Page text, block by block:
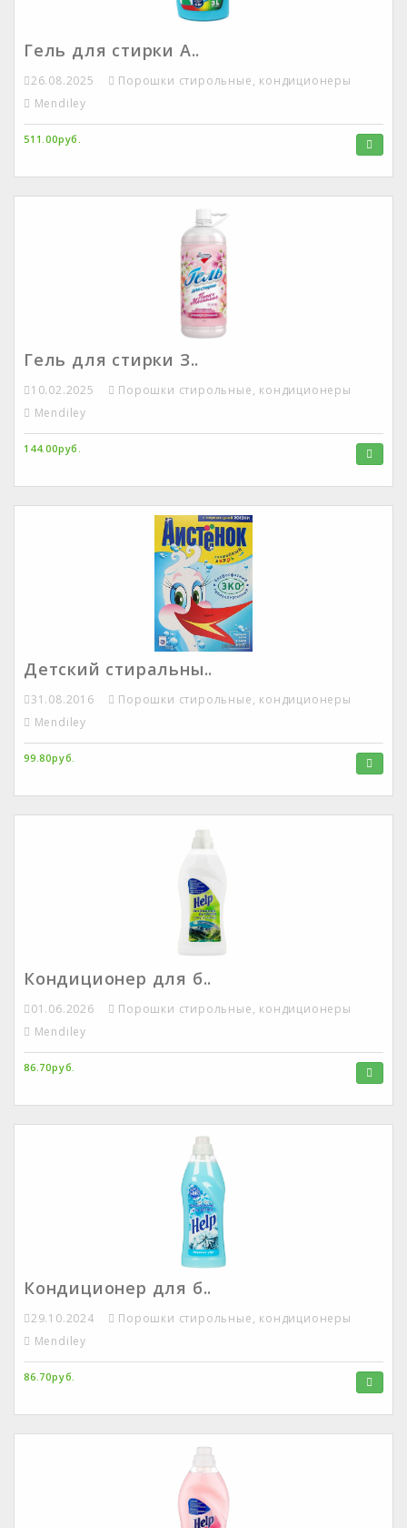
Гель для стирки А..
26.08.2025
Порошки стирольные, кондиционеры
Mendiley
511.00руб.
Гель для стирки З..
10.02.2025
Порошки стирольные, кондиционеры
Mendiley
144.00руб.
Детский стиральны..
31.08.2016
Порошки стирольные, кондиционеры
Mendiley
99.80руб.
Кондиционер для б..
01.06.2026
Порошки стирольные, кондиционеры
Mendiley
86.70руб.
Кондиционер для б..
29.10.2024
Порошки стирольные, кондиционеры
Mendiley
86.70руб.